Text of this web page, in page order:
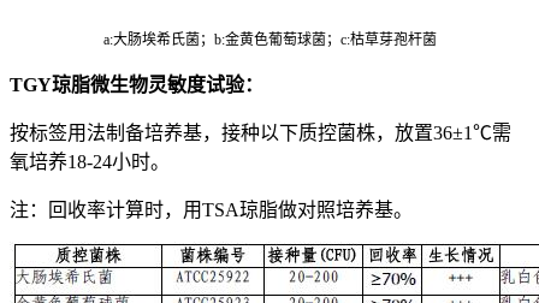
a:大肠埃希氏菌；b:金黄色葡萄球菌；c:枯草芽孢杆菌
TGY琼脂微生物灵敏度试验：
按标签用法制备培养基，接种以下质控菌株，放置36±1℃需
氧培养18-24小时。
注：回收率计算时，用TSA琼脂做对照培养基。